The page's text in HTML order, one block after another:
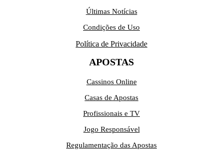
Últimas Notícias
Condições de Uso
Política de Privacidade
APOSTAS
Cassinos Online
Casas de Apostas
Profissionais e TV
Jogo Responsável
Regulamentação das Apostas